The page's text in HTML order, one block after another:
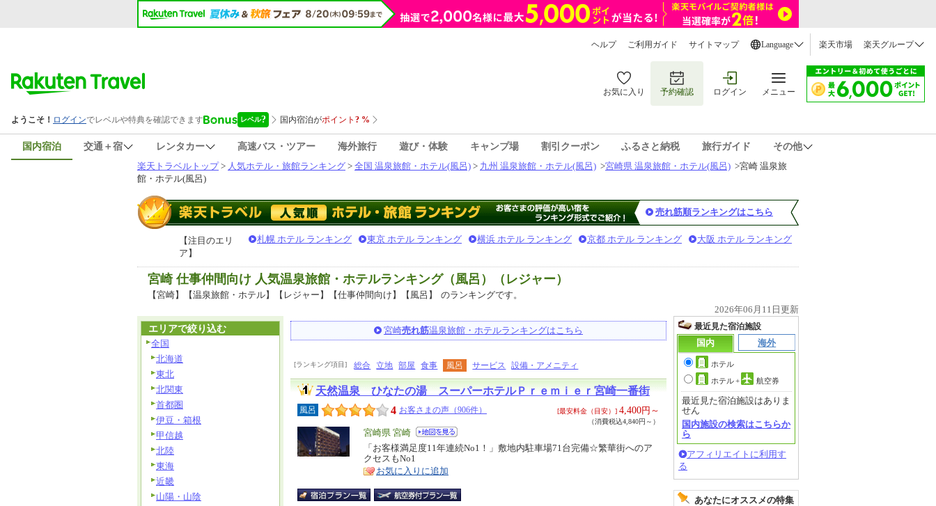
ヘルプ ご利用ガイド サイトマップ Language 楽天市場 楽天グループ
お気に入り 予約確認 ログイン メニュー
国内宿泊 交通＋宿 レンタカー 高速バス・ツアー 海外旅行 遊び・体験 キャンプ場 割引クーポン ふるさと納税 旅行ガイド
その他
楽天トラベルトップ> 人気ホテル・旅館ランキング > 全国 温泉旅館・ホテル(風呂) > 九州 温泉旅館・ホテル(風呂) >宮崎県 温泉旅館・ホテル(風呂) >宮崎 温泉旅
館・ホテル(風呂)
売れ筋順ランキングはこちら
【注目のエリ
ア】
札幌 ホテル ランキング 東京 ホテル ランキング 横浜 ホテル ランキング 京都 ホテル ランキング 大阪 ホテル ランキング
宮崎 仕事仲間向け 人気温泉旅館・ホテルランキング（風呂）（レジャー）
【宮崎】【温泉旅館・ホテル】【レジャー】【仕事仲間向け】【風呂】
のランキングです。
2026年06月11日更新
宮崎売れ筋温泉旅館・ホテルランキングはこちら
[ランキング項目] 総合 立地 部屋 食事 風呂 サービス 設備・アメニティ
天然温泉 ひなたの湯 スーパーホテルＰｒｅｍｉｅｒ宮崎一番街
風呂 4 お客さまの声（906件） [最安料金（目安）] 4,400円～
（消費税込4,840円～）
エ
リ
ア
宮崎県 宮崎
特
徴
「お客様満足度11年連続No1！」敷地内駐車場71台完備☆繁華街へのア
クセスもNo1
お気に入りに追加
最近見た宿泊施設
国内
海外
ホテル
ホテル+ 航空券
最近見た宿泊施設はありま
せん
国内施設の検索はこちらか
ら
アフィリエイトに利用す
る
あなたにオススメの特集
エリアで絞り込む
全国
北海道
東北
北関東
首都圏
伊豆・箱根
甲信越
北陸
東海
近畿
山陽・山陰